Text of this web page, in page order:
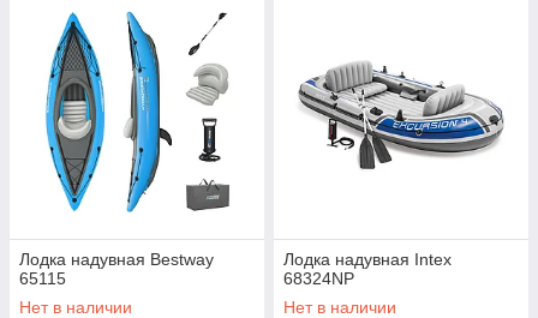
Лодка надувная Bestway
65115
Нет в наличии
Лодка надувная Intex
68324NP
Нет в наличии